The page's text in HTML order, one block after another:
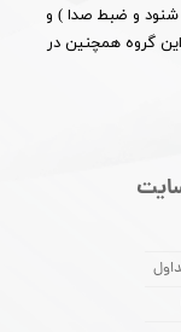
شنود و ضبط صدا ) و
گروه همچنین در